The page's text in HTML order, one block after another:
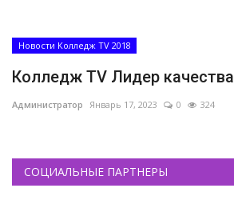
Новости Колледж TV 2018
Колледж TV Лидер качества
Администратор Январь 17, 2023 0 324
СОЦИАЛЬНЫЕ ПАРТНЕРЫ